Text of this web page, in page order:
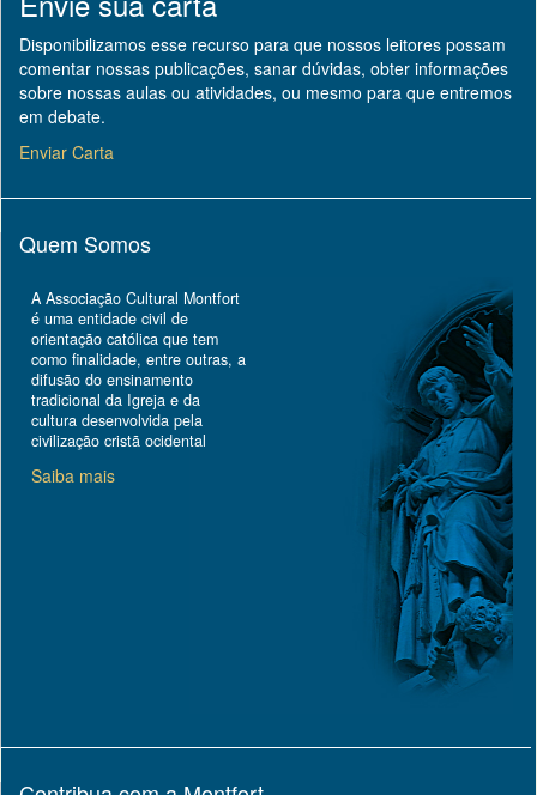
Disponibilizamos esse recurso para que nossos leitores possam
comentar nossas publicações, sanar dúvidas, obter informações
sobre nossas aulas ou atividades, ou mesmo para que entremos
em debate.
Enviar Carta
Quem Somos
A Associação Cultural Montfort
é uma entidade civil de
orientação católica que tem
como finalidade, entre outras, a
difusão do ensinamento
tradicional da Igreja e da
cultura desenvolvida pela
civilização cristã ocidental
Saiba mais